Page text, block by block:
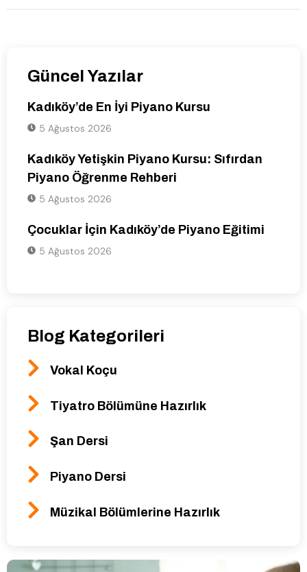
Güncel Yazılar
Kadıköy’de En İyi Piyano Kursu
5 Ağustos 2026
Kadıköy Yetişkin Piyano Kursu: Sıfırdan
Piyano Öğrenme Rehberi
5 Ağustos 2026
Çocuklar İçin Kadıköy’de Piyano Eğitimi
5 Ağustos 2026
Blog Kategorileri
Vokal Koçu
Tiyatro Bölümüne Hazırlık
Şan Dersi
Piyano Dersi
Müzikal Bölümlerine Hazırlık